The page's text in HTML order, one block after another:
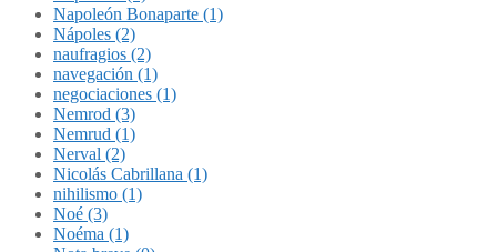
Napoleón Bonaparte (1)
Nápoles (2)
naufragios (2)
navegación (1)
negociaciones (1)
Nemrod (3)
Nemrud (1)
Nerval (2)
Nicolás Cabrillana (1)
nihilismo (1)
Noé (3)
Noéma (1)